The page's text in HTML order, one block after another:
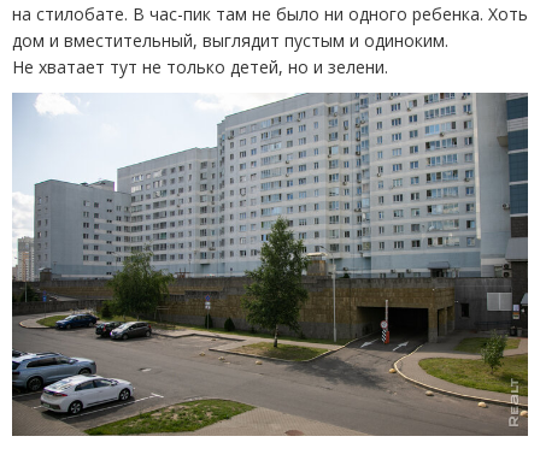
на стилобате. В час-пик там не было ни одного ребенка. Хоть
дом и вместительный, выглядит пустым и одиноким.
Не хватает тут не только детей, но и зелени.